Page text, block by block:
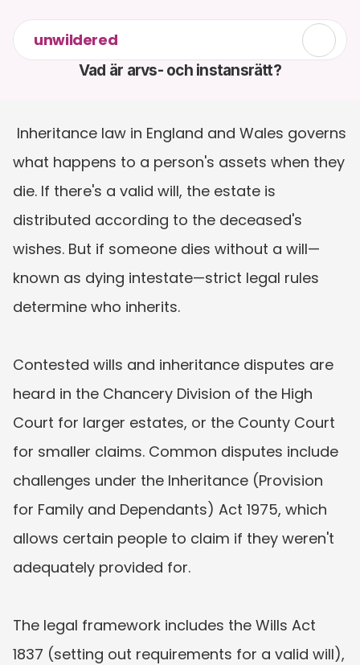
unwildered
Vad är arvs- och instansrätt?
what happens to a person's assets when they
die. If there's a valid will, the estate is
distributed according to the deceased's
wishes. But if someone dies without a will—
known as dying intestate—strict legal rules
determine who inherits.
Contested wills and inheritance disputes are
heard in the Chancery Division of the High
Court for larger estates, or the County Court
for smaller claims. Common disputes include
challenges under the Inheritance (Provision
for Family and Dependants) Act 1975, which
allows certain people to claim if they weren't
adequately provided for.
The legal framework includes the Wills Act
1837 (setting out requirements for a valid will),